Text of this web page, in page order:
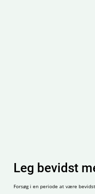
Leg bevidst
Forsøg i en periode at være